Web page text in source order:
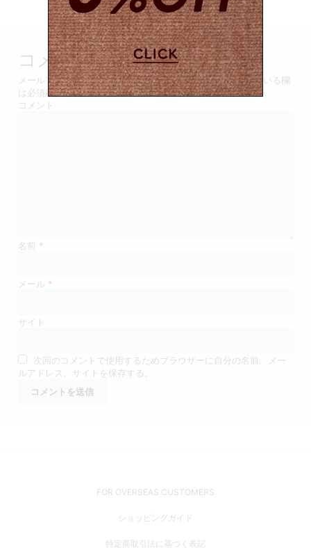
ー
シ
ョ
コメントを残す
メールアドレスが公開されることはありません。 *が付いている欄
は必須項目です
コメント
名前 *
メール *
サイト
次回のコメントで使用するためブラウザーに自分の名前、メー
ルアドレス、サイトを保存する。
FOR OVERSEAS CUSTOMERS
ショッピングガイド
特定商取引法に基づく表記